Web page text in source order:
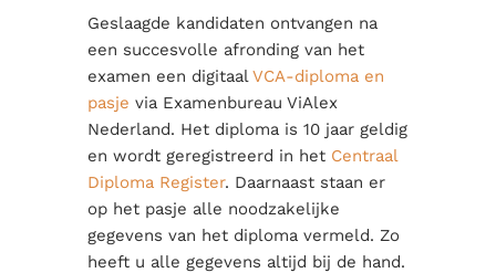
Geslaagde kandidaten ontvangen na
een succesvolle afronding van het
examen een digitaalVCA-diploma en
pasje via Examenbureau ViAlex
Nederland. Het diploma is 10 jaar geldig
en wordt geregistreerd in het Centraal
Diploma Register. Daarnaast staan er
op het pasje alle noodzakelijke
gegevens van het diploma vermeld. Zo
heeft u alle gegevens altijd bij de hand.